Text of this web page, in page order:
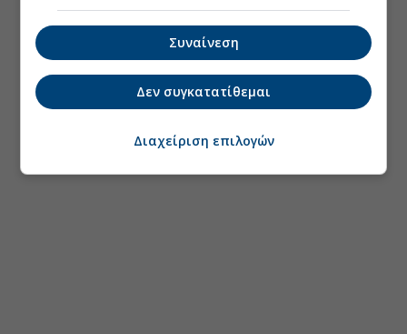
Συναίνεση
Δεν συγκατατίθεμαι
Διαχείριση επιλογών